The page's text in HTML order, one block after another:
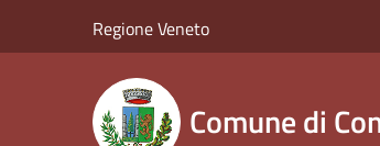
Regione Veneto
Comune di